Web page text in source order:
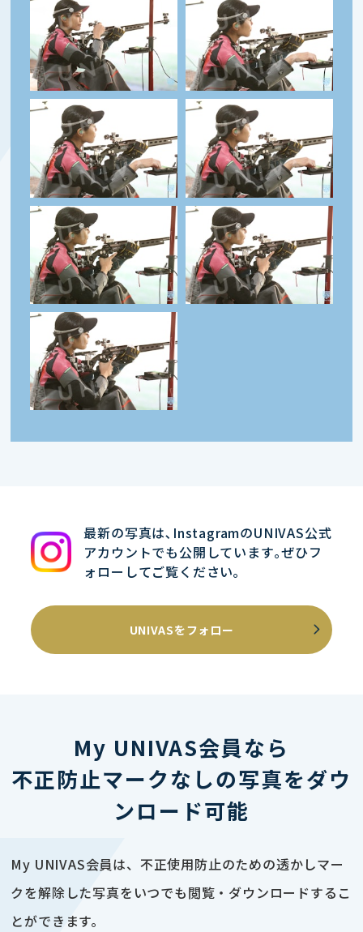
最新の写真は､InstagramのUNIVAS公式
アカウントでも公開しています｡ぜひフ
ォローしてご覧ください｡
UNIVASをフォロー
My UNIVAS会員なら
不正防止マークなしの写真をダウ
ンロード可能
My UNIVAS会員は、不正使用防止のための透かしマー
クを解除した写真をいつでも閲覧・ダウンロードするこ
とができます。